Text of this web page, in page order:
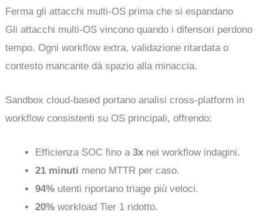
Ferma gli attacchi multi-OS prima che si espandano
Gli attacchi multi-OS vincono quando i difensori perdono
tempo. Ogni workflow extra, validazione ritardata o
contesto mancante dà spazio alla minaccia.
Sandbox cloud-based portano analisi cross-platform in
workflow consistenti su OS principali, offrendo:
Efficienza SOC fino a3x nei workflow indagini.
21 minuti meno MTTR per caso.
94% utenti riportano triage più veloci.
20% workload Tier 1 ridotto.